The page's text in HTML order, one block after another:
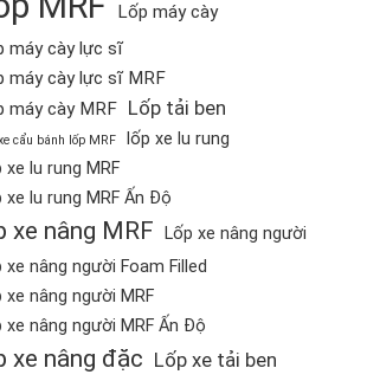
Lốp máy cày
máy cày lực sĩ
máy cày lực sĩ MRF
máy cày MRF Lốp tải ben
cẩu bánh lốp MRF
lốp xe lu rung
xe lu rung MRF
xe lu rung MRF Ấn Độ
xe nâng MRF
Lốp xe nâng người
xe nâng người Foam Filled
xe nâng người MRF
xe nâng người MRF Ấn Độ
xe nâng đặc Lốp xe tải ben